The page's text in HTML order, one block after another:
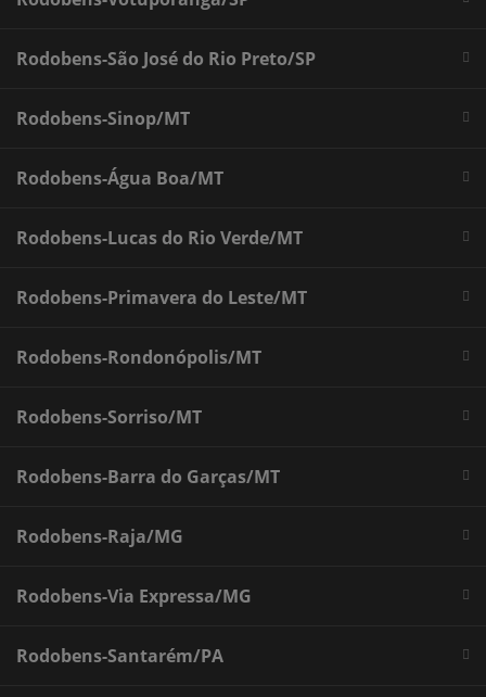
Rodobens-São José do Rio Preto/SP
Rodobens-Sinop/MT
Rodobens-Água Boa/MT
Rodobens-Lucas do Rio Verde/MT
Rodobens-Primavera do Leste/MT
Rodobens-Rondonópolis/MT
Rodobens-Sorriso/MT
Rodobens-Barra do Garças/MT
Rodobens-Raja/MG
Rodobens-Via Expressa/MG
Rodobens-Santarém/PA